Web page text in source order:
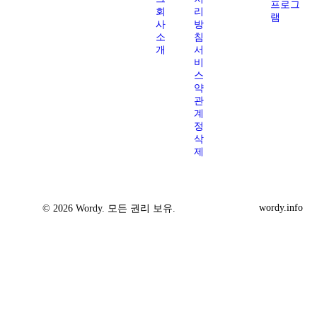
회
사
소
개
리
방
침
서
비
스
약
관
계
정
삭
제
프로그
램
© 2026 Wordy. 모든 권리 보유. wordy.info